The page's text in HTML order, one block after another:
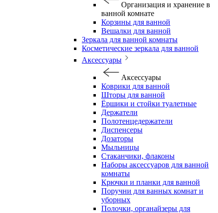
Организация и хранение в
ванной комнате
Корзины для ванной
Вешалки для ванной
Зеркала для ванной комнаты
Косметические зеркала для ванной
Аксессуары
Аксессуары
Коврики для ванной
Шторы для ванной
Ёршики и стойки туалетные
Держатели
Полотенцедержатели
Диспенсеры
Дозаторы
Мыльницы
Стаканчики, флаконы
Наборы аксессуаров для ванной
комнаты
Крючки и планки для ванной
Поручни для ванных комнат и
уборных
Полочки, органайзеры для